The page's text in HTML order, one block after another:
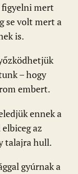
figyelni mert
se volt mert a
is.
– hogy
embert.
ennek a
az
talajra hull.
gyúrnak a